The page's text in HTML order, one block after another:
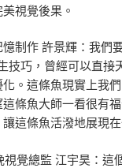
視覺後果。
憶制作 許景輝：我們
技巧，曾經可以直接
。這條魚現實上我
條魚大師一看很有
這條魚活潑地展現在
視覺總監 江宇昊：這